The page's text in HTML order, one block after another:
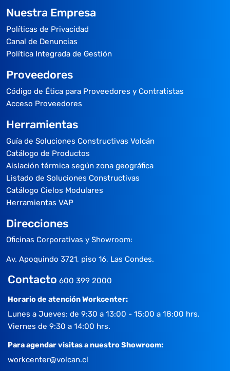
Nuestra Empresa
Políticas de Privacidad
Canal de Denuncias
Política Integrada de Gestión
Proveedores
Código de Ética para Proveedores y Contratistas
Acceso Proveedores
Herramientas
Guía de Soluciones Constructivas Volcán
Catálogo de Productos
Aislación térmica según zona geográfica
Listado de Soluciones Constructivas
Catálogo Cielos Modulares
Herramientas VAP
Direcciones
Oficinas Corporativas y Showroom:
Av. Apoquindo 3721, piso 16, Las Condes.
Contacto 600 399 2000
Horario de atención Workcenter:
Lunes a Jueves: de 9:30 a 13:00 - 15:00 a 18:00 hrs.
Viernes de 9:30 a 14:00 hrs.
Para agendar visitas a nuestro Showroom:
workcenter@volcan.cl